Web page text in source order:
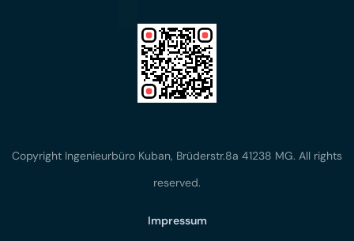
Copyright Ingenieurbüro Kuban, Brüderstr.8a 41238 MG. All rights
reserved.
Impressum